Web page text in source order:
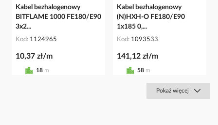
Kabel bezhalogenowy
BITFLAME 1000 FE180/E90
3x2...
Kod 1124965
10,37 zł/m
18 m
Kabel bezhalogenowy
(N)HXH-O FE180/E90
1x185 0,...
Kod 1093533
141,12 zł/m
58 m
Pokaż więcej